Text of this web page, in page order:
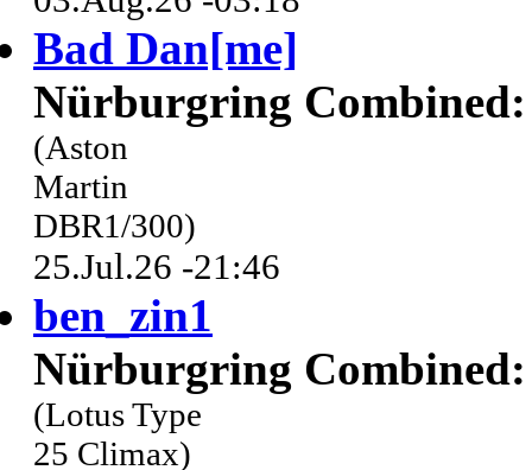
Bad Dan[me]
Nürburgring Combined:
(Aston
Martin
DBR1/300)
25.Jul.26 -21:46
ben_zin1
Nürburgring Combined:
(Lotus Type
25 Climax)